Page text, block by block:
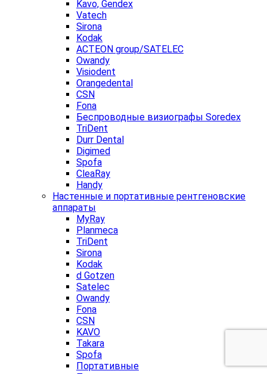
Kavo, Gendex
Vatech
Sirona
Kodak
ACTEON group/SATELEC
Owandy
Visiodent
Orangedental
CSN
Fona
Беспроводные визиографы Soredex
TriDent
Durr Dental
Digimed
Spofa
CleaRay
Handy
Настенные и портативные рентгеновские
аппараты
MyRay
Planmeca
TriDent
Sirona
Kodak
d Gotzen
Satelec
Owandy
Fona
CSN
KAVO
Takara
Spofa
Портативные